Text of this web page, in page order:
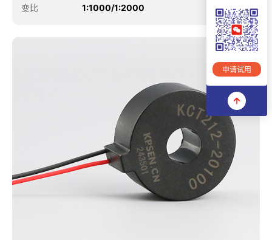
变比 1:1000/1:2000
申请试用